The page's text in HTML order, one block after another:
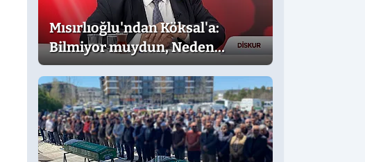
Mısırlıoğlu'ndan Köksal'a:
Bilmiyor muydun, Neden
Muhalefet Adayı Oldun?